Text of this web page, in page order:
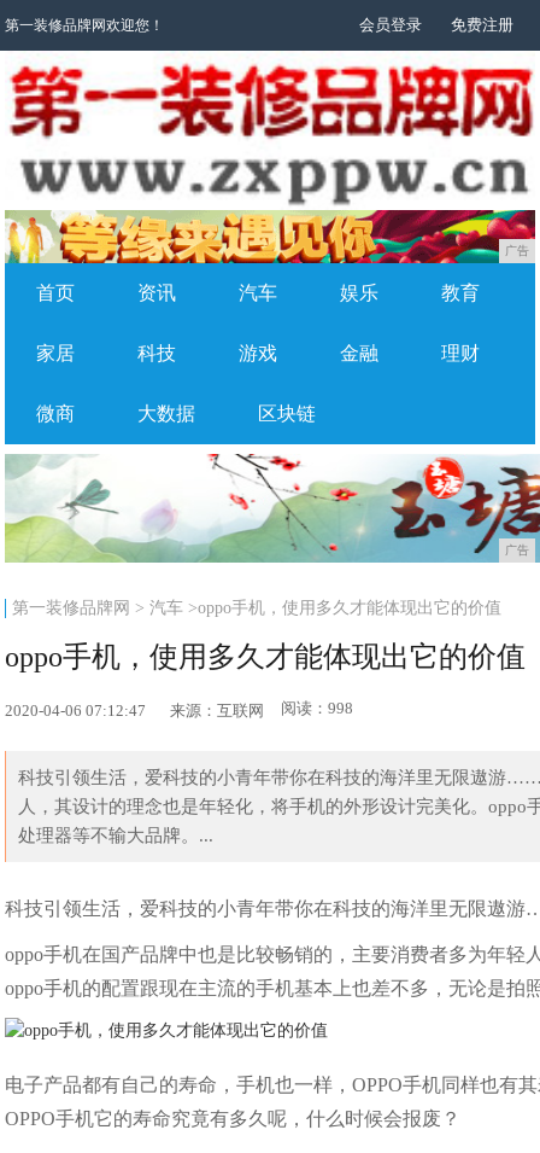
第一装修品牌网欢迎您！ 会员登录 免费注册
广告
首页 资讯 汽车 娱乐 教育
家居 科技 游戏 金融 理财
微商 大数据 区块链
广告
第一装修品牌网 >汽车 >oppo手机，使用多久才能体现出它的价值
oppo手机，使用多久才能体现出它的价值
2020-04-06 07:12:47 来源：互联网 阅读：998
科技引领生活，爱科技的小青年带你在科技的海洋里无限遨游
人，其设计的理念也是年轻化，将手机的外形设计完美化。
处理器等不输大品牌。...
科技引领生活，爱科技的小青年带你在科技的海洋里无限遨
oppo手机在国产品牌中也是比较畅销的，主要消费者多为年
oppo手机的配置跟现在主流的手机基本上也差不多，无论是拍
电子产品都有自己的寿命，手机也一样，OPPO手机同样也有
OPPO手机它的寿命究竟有多久呢，什么时候会报废？